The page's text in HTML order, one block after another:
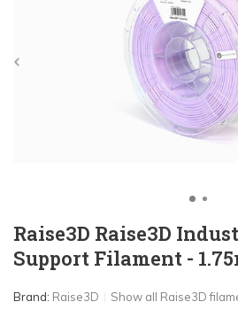
Raise3D Raise3D
Support Filament -
Brand: Raise3D Show all Raise3D